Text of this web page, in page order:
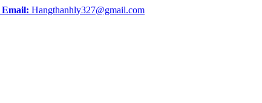
Email: Hangthanhly327@gmail.com